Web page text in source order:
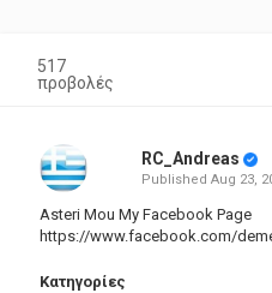
517
προβολές
RC_Andreas
Published Aug 23,
Asteri Mou My Facebook Page
https://www.facebook.com/
Κατηγορίες